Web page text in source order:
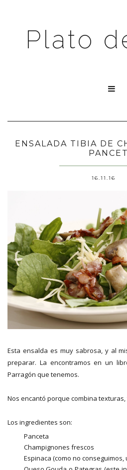
Plato

ENSALADA TIBIA DE
16.11.16
Esta ensalda es muy sabrosa, y al
preparar. La encontramos en un
Parragón que tenemos.
Nos encantó porque combina
Los ingredientes son:
Panceta
Champignones frescos
Espinaca (como no conseguimos,